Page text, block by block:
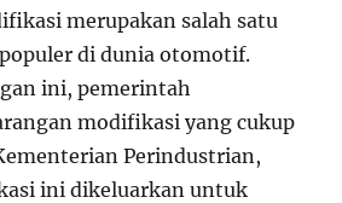
merupakan salah satu
di dunia otomotif.
ini, pemerintah
modifikasi yang cukup
Perindustrian,
ini dikeluarkan untuk